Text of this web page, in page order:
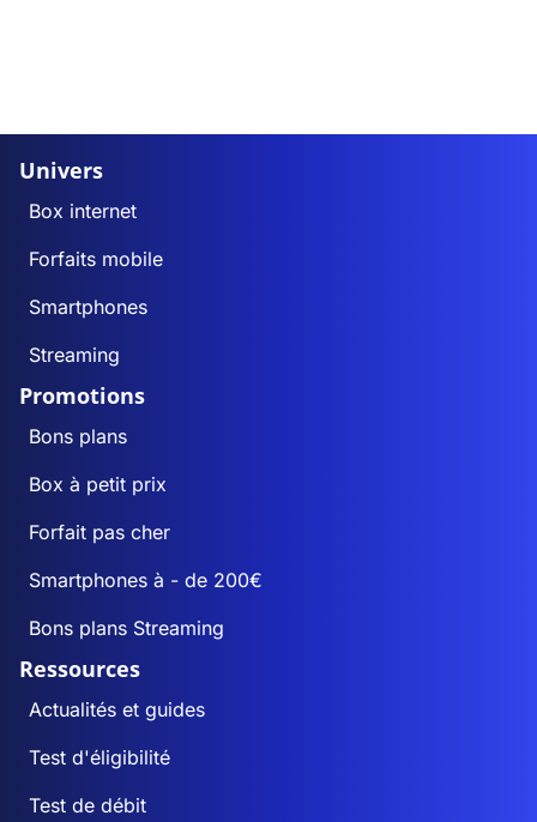
Univers
Box internet
Forfaits mobile
Smartphones
Streaming
Promotions
Bons plans
Box à petit prix
Forfait pas cher
Smartphones à - de 200€
Bons plans Streaming
Ressources
Actualités et guides
Test d'éligibilité
Test de débit